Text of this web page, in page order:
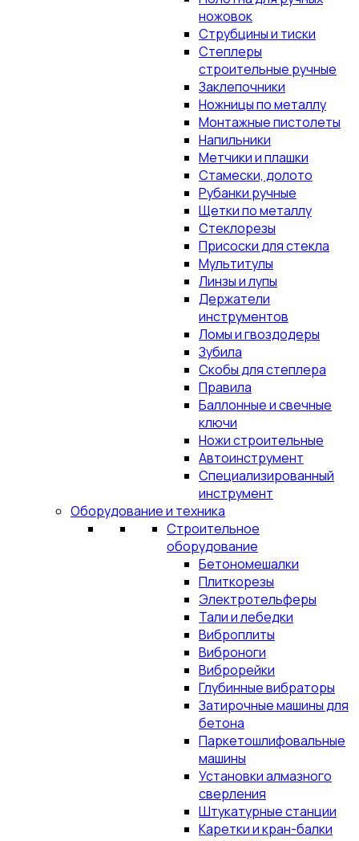
ножовок
Струбцины и тиски
Степлеры
строительные ручные
Заклепочники
Ножницы по металлу
Монтажные пистолеты
Напильники
Метчики и плашки
Стамески, долото
Рубанки ручные
Щетки по металлу
Стеклорезы
Присоски для стекла
Мультитулы
Линзы и лупы
Держатели
инструментов
Ломы и гвоздодеры
Зубила
Скобы для степлера
Правила
Баллонные и свечные
ключи
Ножи строительные
Автоинструмент
Специализированный
инструмент
Оборудование и техника
Строительное
оборудование
Бетономешалки
Плиткорезы
Электротельферы
Тали и лебедки
Виброплиты
Виброноги
Виброрейки
Глубинные вибраторы
Затирочные машины для
бетона
Паркетошлифовальные
машины
Установки алмазного
сверления
Штукатурные станции
Каретки и кран-балки